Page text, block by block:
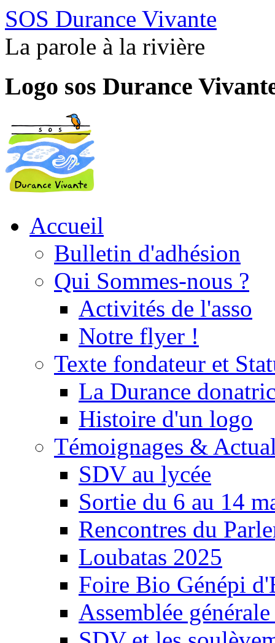
SOS Durance Vivante
La parole à la rivière
Logo sos Durance
Accueil
Bulletin d'adhésion
Qui Sommes-nous ?
Activités de l'asso
Notre flyer !
Texte fondateur et
La Durance
Histoire d'un logo
Témoignages &
SDV au lycée
Sortie du 6 au 14
Rencontres du
Loubatas 2025
Foire Bio Génépi
Assemblée